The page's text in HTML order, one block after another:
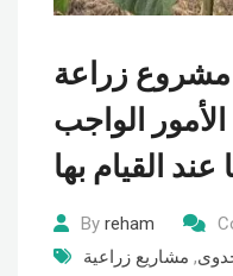
زراعة
الأمور الواجب
عند القيام بها
By reham
, مشاريع زراعية